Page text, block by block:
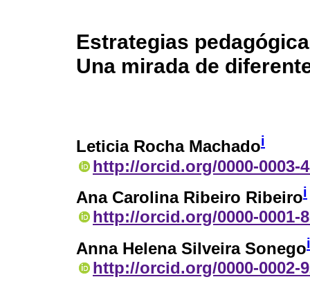
Estrategias
Una mirada de
Leticia Rocha Machadoi
http://orcid.org/0000-0003-
Ana Carolina Ribeiro Ribeiroi
http://orcid.org/0000-0001-
Anna Helena Silveira Sonegoi
http://orcid.org/0000-0002-